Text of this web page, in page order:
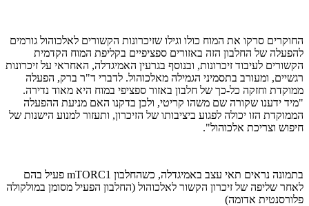
החוקרים סרקו את המוח כולו וגילו שזיכרונות הקשורים לאלכוהול גורמים
להפעלה של החלבון הזה באזורים ספציפיים בקליפת המוח הקדמית
הקשורים לעיבוד זיכרונות, ובנוסף בגרעין האמיגדלה, האחראי על זיכרונות
רגשיים, ומעורב בתסמיני הגמילה מאלכוהול. לדברי ד"ר ברק, הפעלה
ממוקדת וחזקה כל-כך של חלבון באזור ספציפי במוח היא מאוד נדירה.
"מיד ידענו שקורה שם משהו קריטי, ולכן בדקנו האם מניעת ההפעלה
הממוקדת הזו יכולה לפגוע ביציבותו של הזיכרון, ותעזור למנוע הישנות של
חיפוש וצריכת אלכוהול".
בתמונה נראים תאי עצב באמיגדלה, כשהחלבון mTORC1 פעיל בהם
לאחר שליפה של זיכרון הקשור לאלכוהול (החלבון הפעיל מסומן במולקולה
פלורסנטית אדומה)